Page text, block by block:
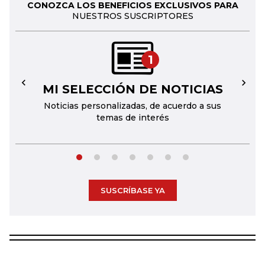
CONOZCA LOS BENEFICIOS EXCLUSIVOS PARA
NUESTROS SUSCRIPTORES
1
MI SELECCIÓN DE NOTICIAS
Noticias personalizadas, de acuerdo a sus
temas de interés
← →
SUSCRÍBASE YA